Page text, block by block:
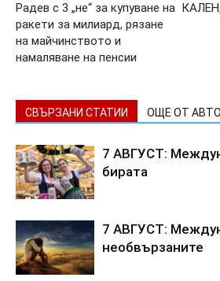
Радев с 3 „не“ за купуване на
ракети за милиард, рязане
на майчинството и
намаляване на пенсии
СВЪРЗАНИ СТАТИИ ОЩЕ ОТ
7 АВГУСТ:
бирата
7 АВГУСТ:
необвързаните